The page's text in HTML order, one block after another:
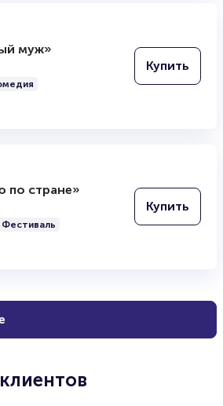
муж»
Купить
по стране»
Фестиваль
Купить